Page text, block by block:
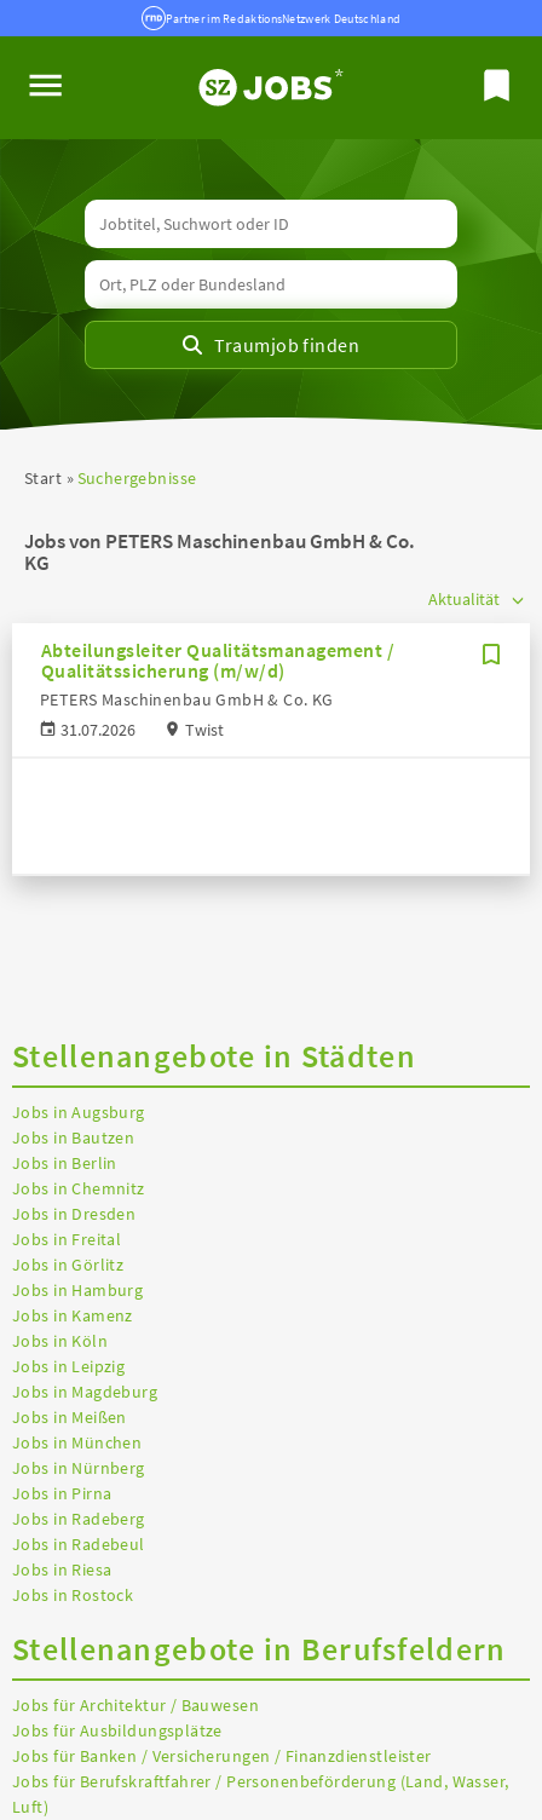
Partner im RedaktionsNetzwerk Deutschland
Start Suchergebnisse
Jobs von PETERS Maschinenbau GmbH & Co.
KG
Abteilungsleiter Qualitätsmanagement /
Qualitätssicherung (m/w/d)
31.07.2026
PETERS Maschinenbau GmbH & Co. KG
Twist
Stellenangebote in Städten
Jobs in Augsburg
Jobs in Bautzen
Jobs in Berlin
Jobs in Chemnitz
Jobs in Dresden
Jobs in Freital
Jobs in Görlitz
Jobs in Hamburg
Jobs in Kamenz
Jobs in Köln
Jobs in Leipzig
Jobs in Magdeburg
Jobs in Meißen
Jobs in München
Jobs in Nürnberg
Jobs in Pirna
Jobs in Radeberg
Jobs in Radebeul
Jobs in Riesa
Jobs in Rostock
Stellenangebote in Berufsfeldern
Jobs für Architektur / Bauwesen
Jobs für Ausbildungsplätze
Jobs für Banken / Versicherungen / Finanzdienstleister
Jobs für Berufskraftfahrer / Personenbeförderung (Land, Wasser,
Luft)